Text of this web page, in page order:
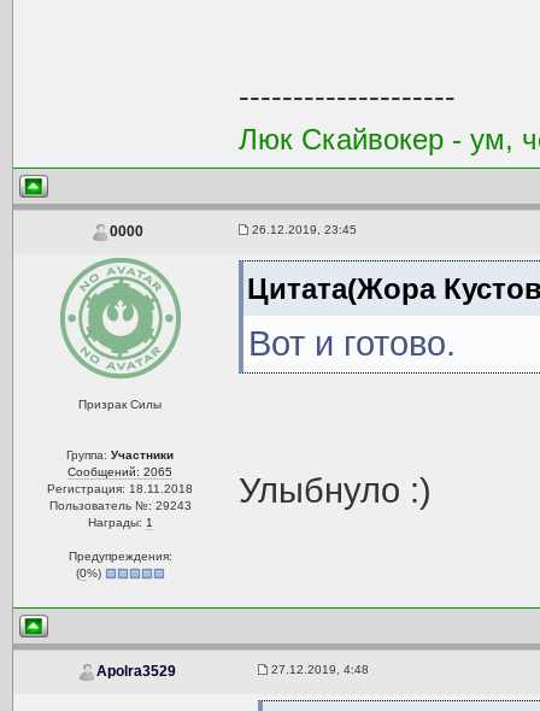
--------------------
Люк Скайвокер - ум,
0000 26.12.2019, 23:45
Призрак Силы
Группа:Участники
Сообщений: 2065
Регистрация: 18.11.2018
Пользователь №: 29243
Награды: 1
Предупреждения:
(0%)
Цитата(Жора
Вот и готово.
Улыбнуло :)
Apolra3529 27.12.2019, 4:48